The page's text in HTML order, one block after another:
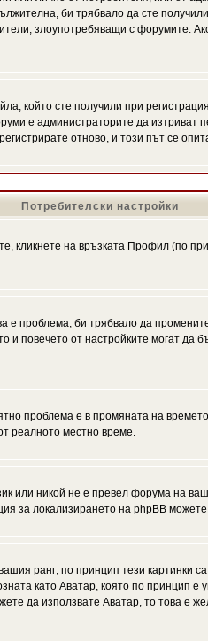
би трябвало да сте
злоупотребяващи с форумите.
който сте получили при
е администраторите да изтриват
отново, и този път се
Потребителски настройки
кликнете на връзката Профил (по
е проблема, би трябвало да
от настройките могат да
проблема е в промяната на
реалното местно време.
или никой не е превел форума на
за локализирането на phpBB
ранг; по принцип тези
като Аватар, която по принцип
да използвате Аватар, то това е